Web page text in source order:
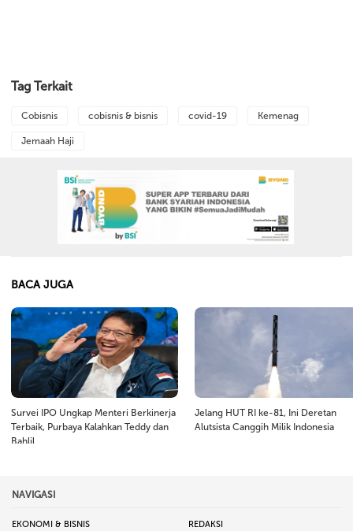
Tag Terkait
Cobisnis cobisnis & bisnis covid-19 Kemenag
Jemaah Haji
BACA JUGA
Survei IPO Ungkap Menteri Berkinerja
Terbaik, Purbaya Kalahkan Teddy dan
Bahlil
Jelang HUT RI ke-81, Ini Deretan
Alutsista Canggih Milik Indonesia
NAVIGASI
EKONOMI & BISNIS REDAKSI